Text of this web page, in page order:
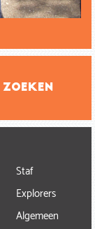
Staf
Explorers
Algemeen